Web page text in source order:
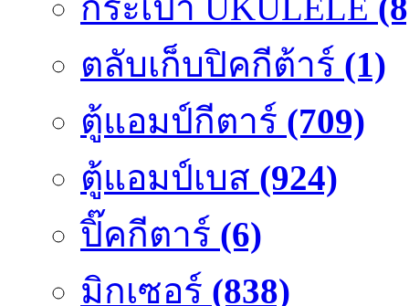
ตลับเก็บปิคกีต้าร์ (1)
ตู้แอมป์กีตาร์ (709)
ตู้แอมป์เบส (924)
ปิ๊คกีตาร์ (6)
มิกเซอร์ (838)